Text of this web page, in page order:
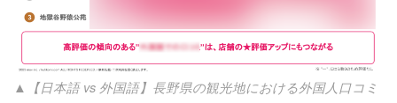
▲【日本語 vs 外国語】長野県の観光地における外国人口コミ